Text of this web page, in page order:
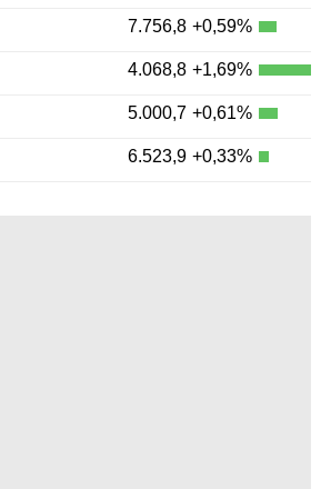
7.756,8 +0,59%
4.068,8 +1,69%
5.000,7 +0,61%
6.523,9 +0,33%